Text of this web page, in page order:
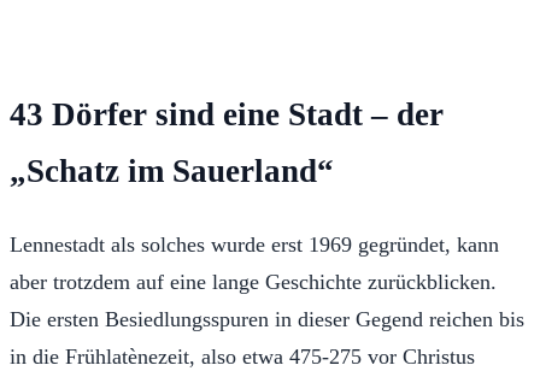
43 Dörfer sind eine Stadt – der
„Schatz im Sauerland“
Lennestadt als solches wurde erst 1969 gegründet, kann
aber trotzdem auf eine lange Geschichte zurückblicken.
Die ersten Besiedlungsspuren in dieser Gegend reichen bis
in die Frühlatènezeit, also etwa 475-275 vor Christus